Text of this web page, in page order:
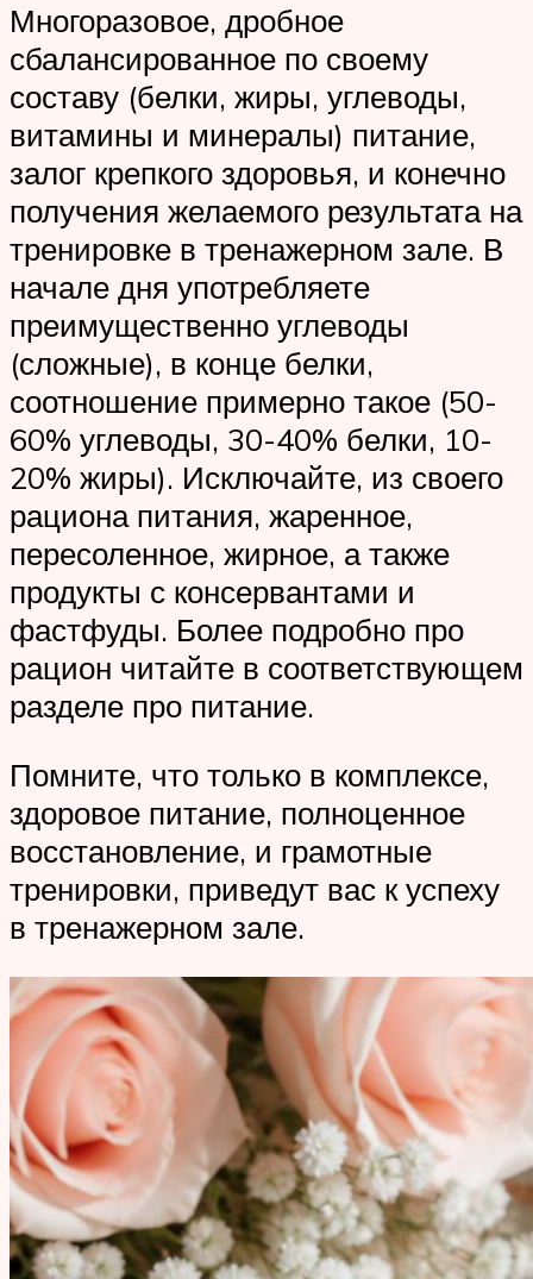
Многоразовое, дробное
сбалансированное по своему
составу (белки, жиры, углеводы,
витамины и минералы) питание,
залог крепкого здоровья, и конечно
получения желаемого результата на
тренировке в тренажерном зале. В
начале дня употребляете
преимущественно углеводы
(сложные), в конце белки,
соотношение примерно такое (50-
60% углеводы, 30-40% белки, 10-
20% жиры). Исключайте, из своего
рациона питания, жаренное,
пересоленное, жирное, а также
продукты с консервантами и
фастфуды. Более подробно про
рацион читайте в соответствующем
разделе про питание.
Помните, что только в комплексе,
здоровое питание, полноценное
восстановление, и грамотные
тренировки, приведут вас к успеху
в тренажерном зале.